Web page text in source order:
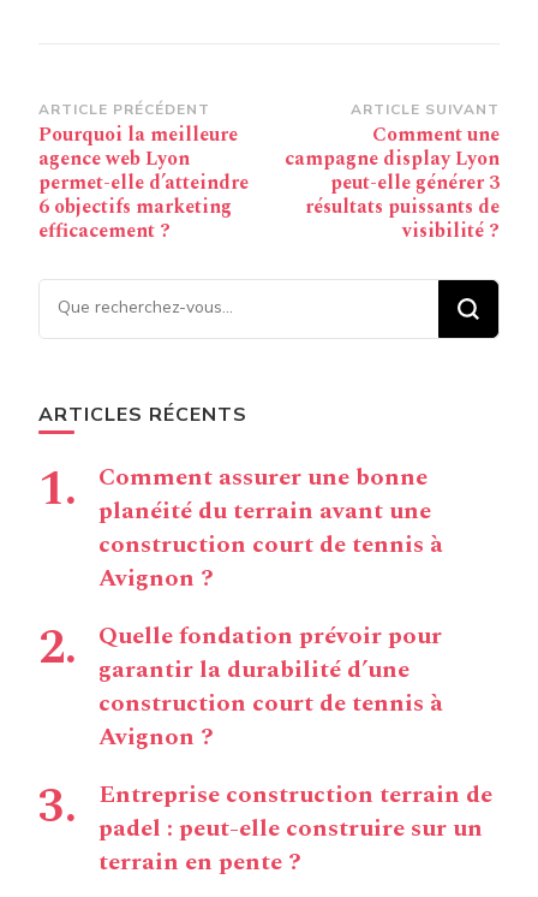
Navigation
d’article
ARTICLE PRÉCÉDENT
Pourquoi la meilleure
agence web Lyon
permet-elle d’atteindre
6 objectifs marketing
efficacement ?
ARTICLE SUIVANT
Comment une
campagne display Lyon
peut-elle générer 3
résultats puissants de
visibilité ?
Vous recherchiez quelque
chose ?
ARTICLES RÉCENTS
Comment assurer une bonne
planéité du terrain avant une
construction court de tennis à
Avignon ?
Quelle fondation prévoir pour
garantir la durabilité d’une
construction court de tennis à
Avignon ?
Entreprise construction terrain de
padel : peut-elle construire sur un
terrain en pente ?